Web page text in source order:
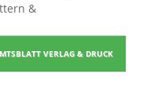
&
VERLAG & DRUCK